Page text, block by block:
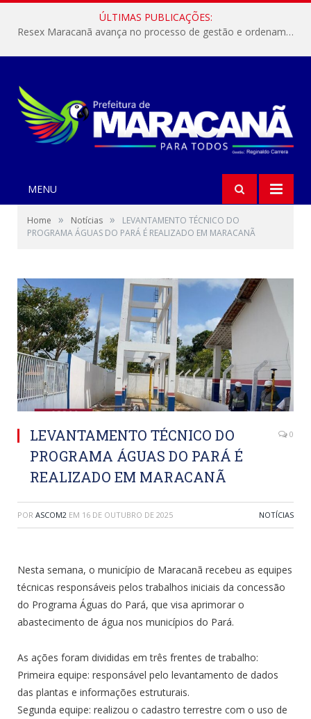
ÚLTIMAS PUBLICAÇÕES:
Resex Maracanã avança no processo de gestão e ordenamento do turismo em nossas áreas protegidas.
MENU
Home » Notícias »
LEVANTAMENTO TÉCNICO DO
PROGRAMA ÁGUAS DO PARÁ É REALIZADO EM MARACANÃ
LEVANTAMENTO TÉCNICO DO
PROGRAMA ÁGUAS DO PARÁ É
REALIZADO EM MARACANÃ
0
POR ASCOM2 EM 16 DE OUTUBRO DE 2025 NOTÍCIAS
Nesta semana, o município de Maracanã recebeu as equipes
técnicas responsáveis pelos trabalhos iniciais da concessão
do Programa Águas do Pará, que visa aprimorar o
abastecimento de água nos municípios do Pará.
As ações foram divididas em três frentes de trabalho:
Primeira equipe: responsável pelo levantamento de dados
das plantas e informações estruturais.
Segunda equipe: realizou o cadastro terrestre com o uso de